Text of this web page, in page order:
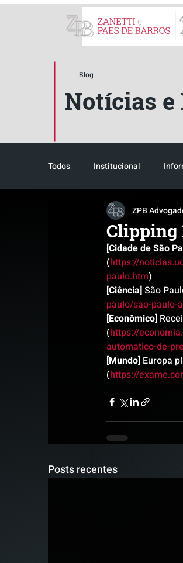
Blog
Notícias
Todos Institucional
Reconhecimento
Clipping
ZPB
[Cidade de São
(https://
paulo.htm)
[Ciência] São
paulo/sao-paulo-
[Econômico]
(https://
automatico-de-
[Mundo] Europa
(https://
Posts recentes